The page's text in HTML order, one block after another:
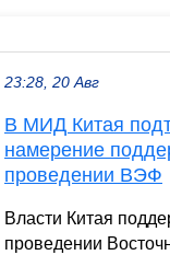
23:28, 20 Авг
В МИД Китая
намерение
проведении ВЭФ
Власти Китая
проведении